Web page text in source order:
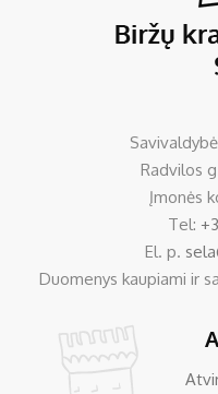
Radvilos
Įmonės
Tel:
El. p.
Duomenys kaupiami ir